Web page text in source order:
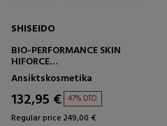
SHISEIDO
BIO-PERFORMANCE SKIN
HIFORCE
CREMA REJUVENECEDORA
ALTA EFICACIA
Ansiktskosmetika
132,95 € 47% DTO.
Regular price 249,00 €